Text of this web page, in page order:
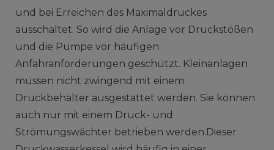
und bei Erreichen des Maximaldruckes
ausschaltet. So wird die Anlage vor Druckstößen
und die Pumpe vor häufigen
Anfahranforderungen geschützt. Kleinanlagen
müssen nicht zwingend mit einem
Druckbehälter ausgestattet werden. Sie können
auch nur mit einem Druck- und
Strömungswächter betrieben werden.Dieser